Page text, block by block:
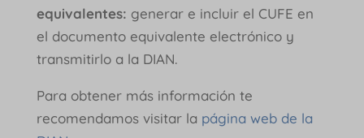
equivalentes: generar e incluir el CUFE en
el documento equivalente electrónico y
transmitirlo a la DIAN.
Para obtener más información te
recomendamos visitar la página web de la